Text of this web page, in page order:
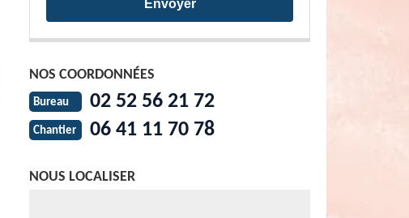
NOS COORDONNÉES
Bureau 02 52 56 21 72
Chantier 06 41 11 70 78
NOUS LOCALISER